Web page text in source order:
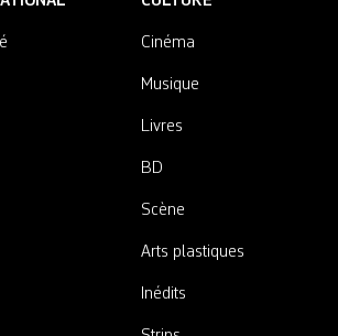
Cinéma
Musique
Livres
BD
Scène
Arts plastiques
Inédits